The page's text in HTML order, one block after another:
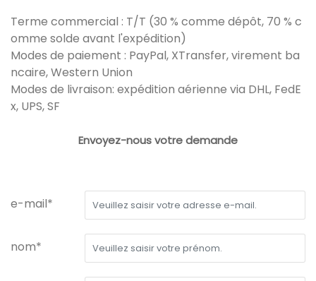
Terme commercial : T/T (30 % comme dépôt, 70 % c
omme solde avant l'expédition)
Modes de paiement : PayPal, XTransfer, virement ba
ncaire, Western Union
Modes de livraison: expédition aérienne via DHL, FedE
x, UPS, SF
Envoyez-nous votre demande
e-mail*
nom*